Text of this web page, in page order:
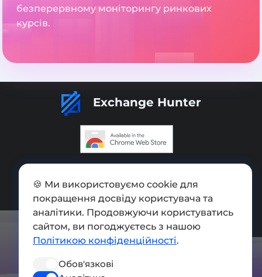
безперервному моніторингу ринкових
курсів.
Exchange Hunter
Мапа сайту
Press kit
Умови використання
🍪 Ми використовуємо cookie для
покращення досвіду користувача та
аналітики. Продовжуючи користуватись
сайтом, ви погоджуєтесь з нашою
Політикою конфіденційності.
Обов'язкові